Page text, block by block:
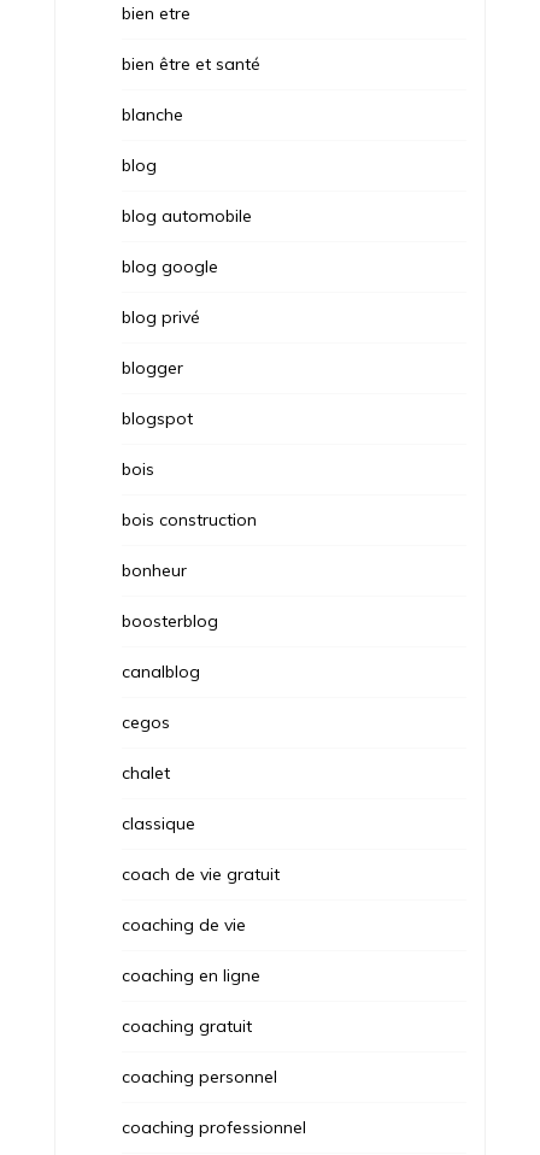
bien etre
bien être et santé
blanche
blog
blog automobile
blog google
blog privé
blogger
blogspot
bois
bois construction
bonheur
boosterblog
canalblog
cegos
chalet
classique
coach de vie gratuit
coaching de vie
coaching en ligne
coaching gratuit
coaching personnel
coaching professionnel